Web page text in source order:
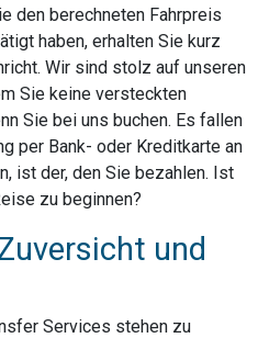
den berechneten Fahrpreis
haben, erhalten Sie kurz
Wir sind stolz auf unseren
Sie keine versteckten
Sie bei uns buchen. Es fallen
per Bank- oder Kreditkarte an
ist der, den Sie bezahlen. Ist
zu beginnen?
und
Services stehen zu